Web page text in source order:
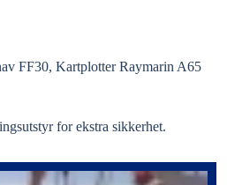
FF30, Kartplotter Raymarin A65
for ekstra sikkerhet.